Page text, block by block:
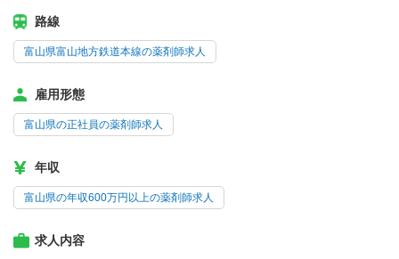
路線
富山県富山地方鉄道本線の薬剤師求人
雇用形態
富山県の正社員の薬剤師求人
年収
富山県の年収600万円以上の薬剤師求人
求人内容